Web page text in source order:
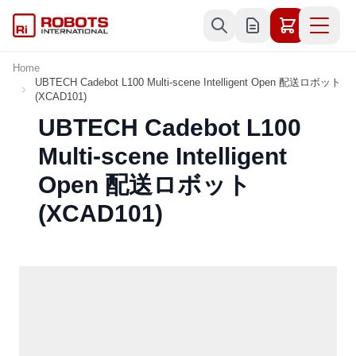
Home
UBTECH Cadebot L100 Multi-scene Intelligent Open 配送ロボット
(XCAD101)
UBTECH Cadebot L100
Multi-scene Intelligent
Open 配送ロボット
(XCAD101)